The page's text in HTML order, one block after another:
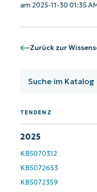
am 2025-11-30 01:35
Zurück zur
TENDENZ
2025
KB5070312
KB5072653
KB5072359
and
name*